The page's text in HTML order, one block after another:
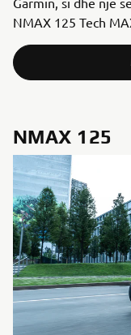
NMAX 125 Tech
NMAX 125